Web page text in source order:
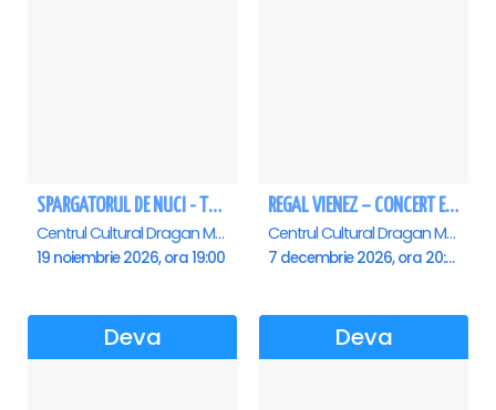
SPARGATORUL DE NUCI - Turneu National - Deva
Centrul Cultural Dragan Muntean, Deva
19 noiembrie 2026, ora 19:00
REGAL VIENEZ – CONCERT EXTRAORDINAR DE CRACIUN - Deva
Centrul Cultural Dragan Muntean, Deva
7 decembrie 2026, ora 20:00
Deva Deva